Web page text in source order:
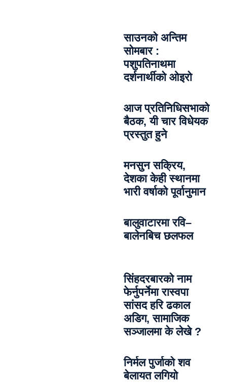
साउनको अन्तिम
सोमबार :
पशुपतिनाथमा
दर्शनार्थीको ओइरो
आज प्रतिनिधिसभाको
बैठक, यी चार विधेयक
प्रस्तुत हुने
मनसुन सक्रिय,
देशका केही स्थानमा
भारी वर्षाको पूर्वानुमान
बालुवाटारमा रवि–
बालेनबिच छलफल
सिंहदरबारको नाम
फेर्नुपर्नेमा रास्वपा
सांसद हरि ढकाल
अडिग, सामाजिक
सञ्जालमा के लेखे ?
निर्मल पुर्जाको शव
बेलायत लगियो